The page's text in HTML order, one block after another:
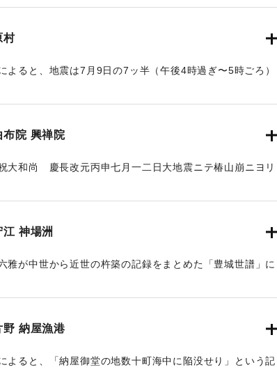
國宇佐八幡宮之御分霊也 例祭年年八月十五日
宮為恆例 慶長元丙申年七月一日 以往地大震連日連夜
椿山鳴動數囬終坼崩 山麓之馬場八川之両村流亡
祭亦遂廃絶 安政四丁巳年左記之者
久 献田献金而新築離宮立川之西岸***
録此縁由石 以傳永世不朽
溝口甚平
目 荒木村 立川織平
丸村 渡邉善左ヱ門
村
よると、地震は7月9日の7ッ半（午後4時過ぎ〜5時ごろ）
に近い近隣の松崎、住吉の両村がなくなり塩浜になった
。
布院 興禅院
和尚 慶長改元丙申七月一二日大地震ニテ椿山崩ニヨリ
）丙申（ひのえさる）七月一二日、大地震にて椿山が崩壊
禅院の殿堂と共に亡くなった。至峰玄祝和尚は興禅院に一
（平岡虎峰、1976）（挟間史談会 梅野敏明氏の報告によ
江 神場洲
雅が中世から近世の杵築の記録をまとめた「豊城世譜」に
は）天下無双の港でしたが津波によって海底へ沈没してし
いう記述がある（大分の地震と津波）。
、羽鳥(1985)によると4〜5メートルと推定されている。
野 納屋漁港
よると、「納屋御堂の地数十町海中に陥没せり」という記